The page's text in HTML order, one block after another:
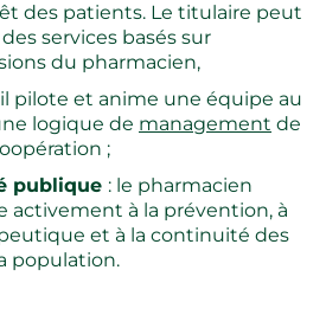
des patients. Le titulaire peut
services basés sur
du pharmacien,
il pilote et anime une équipe au
logique de management de
;
publique : le pharmacien
activement à la prévention, à
et à la continuité des
population.